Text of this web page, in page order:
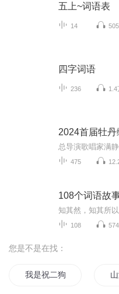
五上~词语表
14 505
四字词语
236 1.4
2024首届牡
475
108个词语故
知其然，知其所以
108
您是不是在找：
我是祝二狗